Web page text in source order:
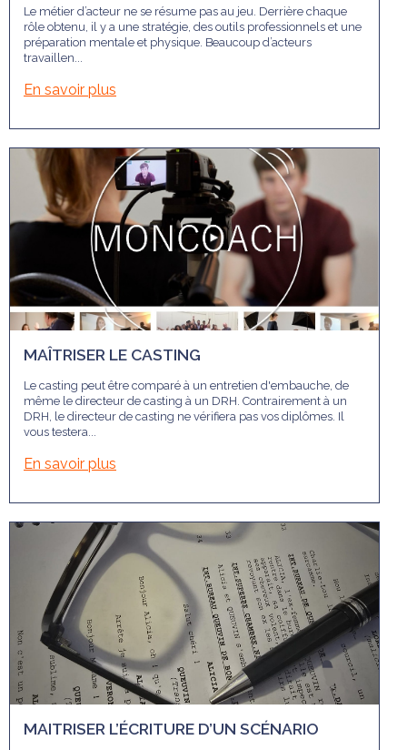
Le métier d’acteur ne se résume pas au jeu. Derrière chaque
rôle obtenu, il y a une stratégie, des outils professionnels et une
préparation mentale et physique. Beaucoup d’acteurs
travaillen...
En savoir plus
MAÎTRISER LE CASTING
Le casting peut être comparé à un entretien d'embauche, de
même le directeur de casting à un DRH. Contrairement à un
DRH, le directeur de casting ne vérifiera pas vos diplômes. Il
vous testera...
En savoir plus
MAITRISER L’ÉCRITURE D’UN SCÉNARIO